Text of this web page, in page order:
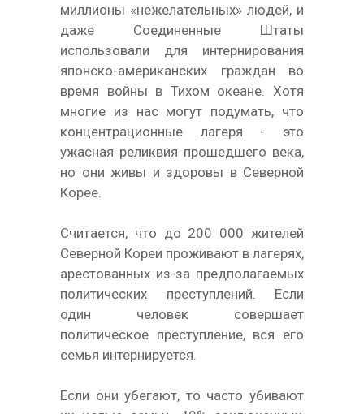
миллионы «нежелательных» людей, и
даже Соединенные Штаты
использовали для интернирования
японско-американских граждан во
время войны в Тихом океане. Хотя
многие из нас могут подумать, что
концентрационные лагеря - это
ужасная реликвия прошедшего века,
но они живы и здоровы в Северной
Корее.
Считается, что до 200 000 жителей
Северной Кореи проживают в лагерях,
арестованных из-за предполагаемых
политических преступлений. Если
один человек совершает
политическое преступление, вся его
семья интернируется.
Если они убегают, то часто убивают